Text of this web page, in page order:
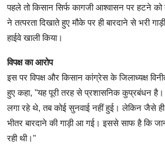
पहले तो किसान सिर्फ कागजी आश्वासन पर हटने
ने तत्परता दिखाते हुए मौके पर ही बारदाने से भरी
हाईवे खाली किया।
विपक्ष का आरोप
इस पर विपक्ष और किसान कांग्रेस के जिलाध्यक्ष
हुए कहा, "यह पूरी तरह से प्रशासनिक कुप्रबंधन है।
लगा रहे थे, तब कोई सुनवाई नहीं हुई। लेकिन जैसे
भीतर बारदाने की गाड़ी आ गई। इससे साफ है कि
रही थी।"